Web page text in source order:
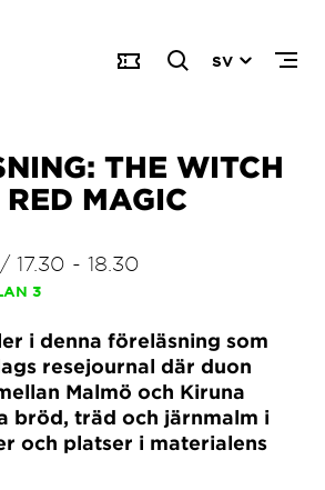
SV
THE WITCH
MAGIC
/ 17.30 - 18.30
3
i denna föreläsning som
resejournal där duon
Malmö och Kiruna
bröd, träd och järnmalm i
och platser i materialens